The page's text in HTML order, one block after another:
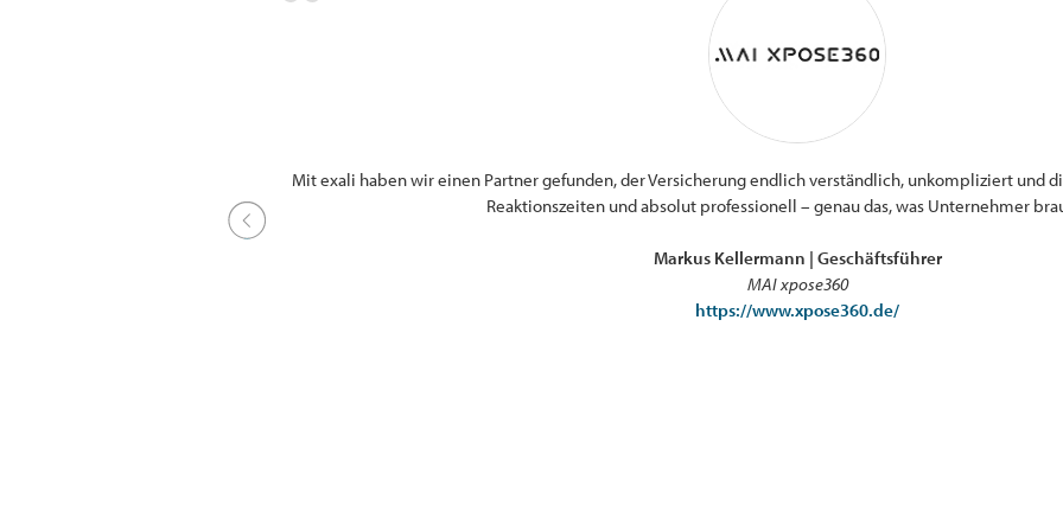
haben dies auch bereits mehrfach
Mit exali haben wir einen Partner gefunden, der Versicherung endlich verständlich, unkompliziert und
Reaktionszeiten und absolut professionell – genau das, was Unternehmer
Markus Kellermann | Geschäftsführer
MAI xpose360
https://www.xpose360.de/